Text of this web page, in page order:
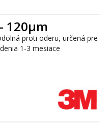
120μm
proti oderu, určená pre
1-3 mesiace